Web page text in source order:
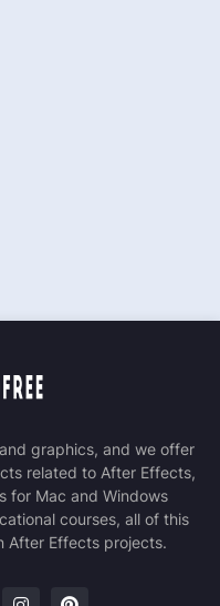
graphics, and we offer
related to After Effects,
for Mac and Windows
courses, all of this
After Effects projects.